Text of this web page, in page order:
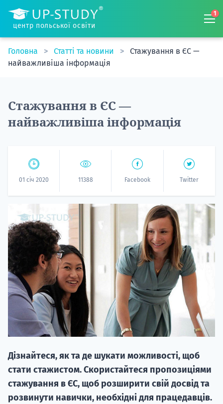
центр польської освіти
1
Головна Статті та новини
Стажування в ЄС —
найважливіша інформація
Стажування в ЄС —
найважливіша інформація
01 січ 2020 11388 Facebook Twitter
Дізнайтеся, як та де шукати можливості, щоб
стати стажистом. Скористайтеся пропозиціями
стажування в ЄС, щоб розширити свій досвід та
розвинути навички, необхідні для працедавців.
20.09
вступ на